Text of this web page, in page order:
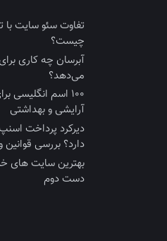
تفاوت سئو سایت با
چیست؟
آبرسان چه کاری
می‌دهد؟
100 اسم
آرایشی و بهداشتی
دیرکرد پرداخت
دارد؟ بررسی قوانین
بهترین سایت‌ های
دست‌ دوم